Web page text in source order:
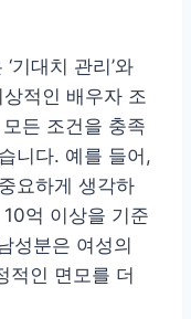
기대치 관리’와
상적인 배우자 조
든 조건을 충족
니다. 예를 들어,
요하게 생각하
억 이상을 기준
성분은 여성의
적인 면모를 더